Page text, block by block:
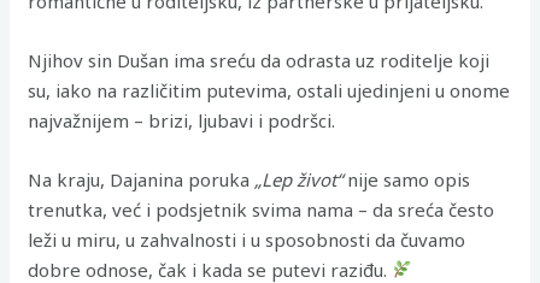
Njihov sin Dušan ima sreću da odrasta uz roditelje koji
su, iako na različitim putevima, ostali ujedinjeni u onome
najvažnijem – brizi, ljubavi i podršci.
Na kraju, Dajanina poruka „Lep život“nije samo opis
trenutka, već i podsjetnik svima nama – da sreća često
leži u miru, u zahvalnosti i u sposobnosti da čuvamo
dobre odnose, čak i kada se putevi raziđu.